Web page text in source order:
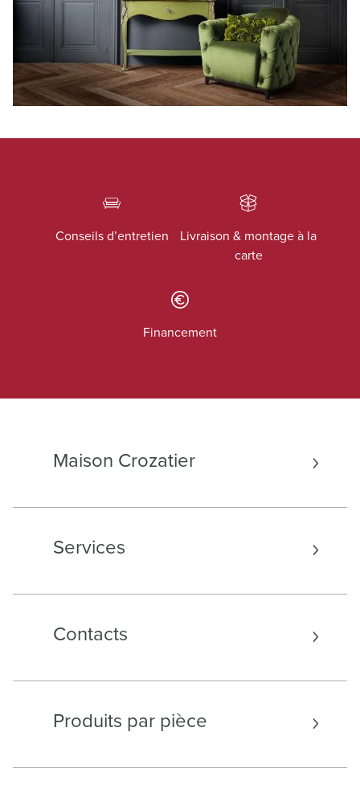
Conseils d’entretien
Livraison & montage à la
carte
Financement
Maison Crozatier
Services
Contacts
Produits par pièce